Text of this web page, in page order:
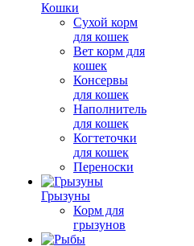
Кошки
Сухой корм
для кошек
Вет корм для
кошек
Консервы
для кошек
Наполнитель
для кошек
Когтеточки
для кошек
Переноски
Грызуны
Корм для
грызунов